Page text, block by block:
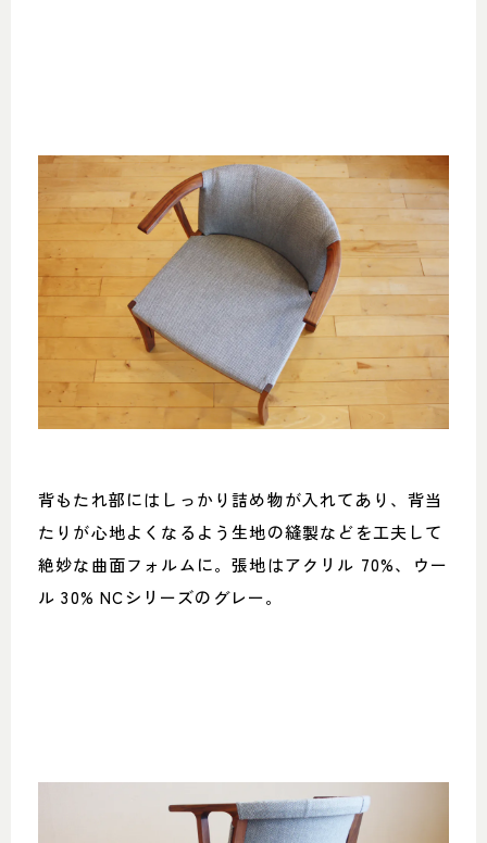
背もたれ部にはしっかり詰め物が入れてあり、背当
たりが心地よくなるよう生地の縫製などを工夫して
絶妙な曲面フォルムに。張地はアクリル 70%、ウー
ル 30% NCシリーズのグレー。